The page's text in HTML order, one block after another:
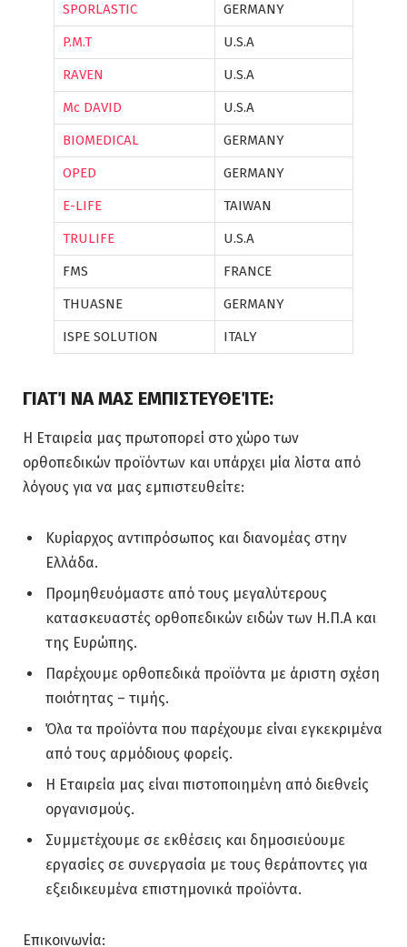
SPORLASTIC
GERMANY
P.M.T
U.S.A
RAVEN
U.S.A
Mc DAVID
U.S.A
BIOMEDICAL
GERMANY
OPED
GERMANY
E-LIFE
TAIWAN
TRULIFE
U.S.A
FMS
FRANCE
THUASNE
GERMANY
ISPE SOLUTION
ITALY
ΓΙΑΤΊ ΝΑ ΜΑΣ ΕΜΠΙΣΤΕΥΘΕΊΤΕ:
Η Eταιρεία μας πρωτοπορεί στο χώρο των
ορθοπεδικών προϊόντων και υπάρχει μία λίστα από
λόγους για να μας εμπιστευθείτε:
Κυρίαρχος αντιπρόσωπος και διανομέας στην
Ελλάδα.
Προμηθευόμαστε από τους μεγαλύτερους
κατασκευαστές ορθοπεδικών ειδών των Η.Π.Α και
της Ευρώπης.
Παρέχουμε ορθοπεδικά προϊόντα με άριστη σχέση
ποιότητας – τιμής.
Όλα τα προϊόντα που παρέχουμε είναι εγκεκριμένα
από τους αρμόδιους φορείς.
Η Eταιρεία μας είναι πιστοποιημένη από διεθνείς
οργανισμούς.
Συμμετέχουμε σε εκθέσεις και δημοσιεύουμε
εργασίες σε συνεργασία με τους θεράποντες για
εξειδικευμένα επιστημονικά προϊόντα.
Επικοινωνία: